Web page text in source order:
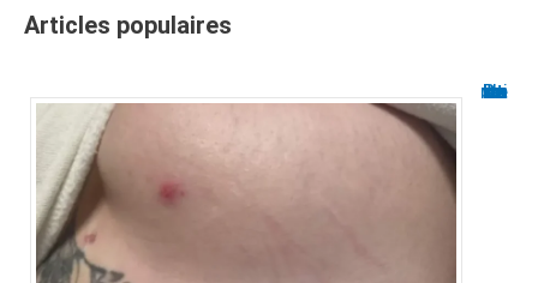
Articles populaires
Boutons sur le sein : causes et traitements